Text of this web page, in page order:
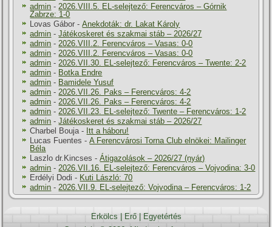
admin -2026.VIII.5. EL-selejtező: Ferencváros – Górnik
Zabrze: 1-0
Lovas Gábor -Anekdoták: dr. Lakat Károly
admin -Játékoskeret és szakmai stáb – 2026/27
admin -2026.VIII.2. Ferencváros – Vasas: 0-0
admin -2026.VIII.2. Ferencváros – Vasas: 0-0
admin -2026.VII.30. EL-selejtező: Ferencváros – Twente: 2-2
admin - Botka Endre
admin - Bamidele Yusuf
admin -2026.VII.26. Paks – Ferencváros: 4-2
admin -2026.VII.26. Paks – Ferencváros: 4-2
admin -2026.VII.23. EL-selejtező: Twente – Ferencváros: 1-2
admin -Játékoskeret és szakmai stáb – 2026/27
Charbel Bouja- Itt a háboru!
Lucas Fuentes -A Ferencvárosi Torna Club elnökei: Mailinger
Béla
Laszlo dr.Kincses -Átigazolások – 2026/27 (nyár)
admin -2026.VII.16. EL-selejtező: Ferencváros – Vojvodina: 3-0
Erdélyi Dodi - Kuti László: 70
admin -2026.VII.9. EL-selejtező: Vojvodina – Ferencváros: 1-2
Erkölcs Erő|
Egyetértés